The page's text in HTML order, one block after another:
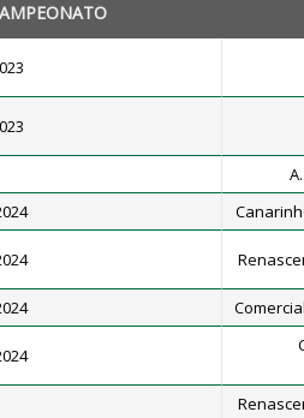
Comercial